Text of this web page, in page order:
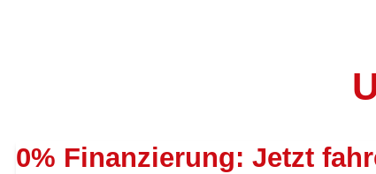
0% Finanzierung: Jetzt